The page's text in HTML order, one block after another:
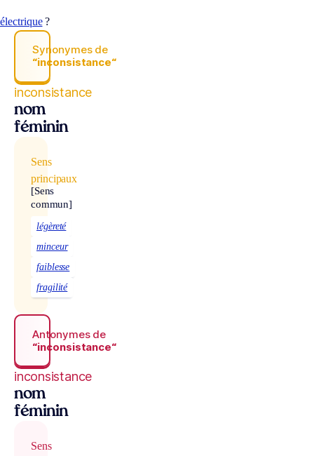
?
Synonymes de
“inconsistance“
inconsistance
nom
féminin
Sens
principaux
[Sens
commun]
légèreté
minceur
faiblesse
fragilité
Antonymes de
“inconsistance“
inconsistance
nom
féminin
Sens